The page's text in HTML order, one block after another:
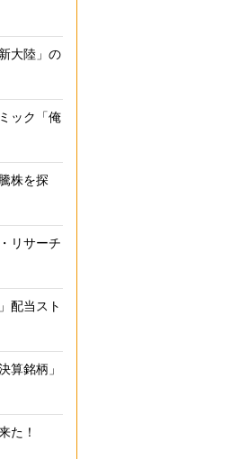
大陸」の
ック「俺
株を探
リサーチ
配当スト
算銘柄」
た！